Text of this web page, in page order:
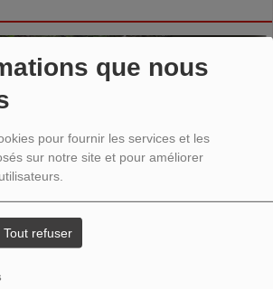
que nous
pour fournir les services et les
sur notre site et pour améliorer
Tout refuser